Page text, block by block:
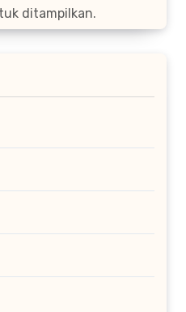
ditampilkan.